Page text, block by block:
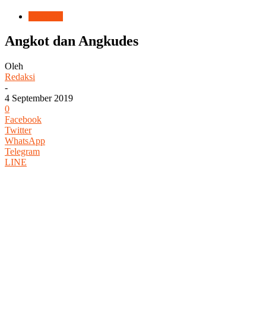
Angkot dan Angkudes
Oleh
Redaksi
-
4 September 2019
0
Facebook
Twitter
WhatsApp
Telegram
LINE